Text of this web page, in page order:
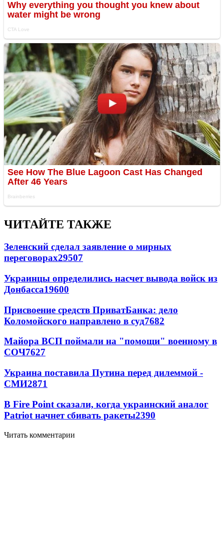
ЧИТАЙТЕ ТАКЖЕ
Зеленский сделал заявление о мирных
переговорах29507
Украинцы определились насчет вывода войск из
Донбасса19600
Присвоение средств ПриватБанка: дело
Коломойского направлено в суд7682
Майора ВСП поймали на "помощи" военному в
СОЧ7627
Украина поставила Путина перед дилеммой -
СМИ2871
В Fire Point сказали, когда украинский аналог
Patriot начнет сбивать ракеты2390
Читать комментарии